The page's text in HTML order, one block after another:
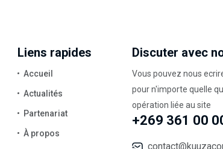
Liens rapides
Accueil
Actualités
Partenariat
À propos
Discuter avec
Vous pouvez nous
pour n'importe quelle
opération liée au site
+269 361 00